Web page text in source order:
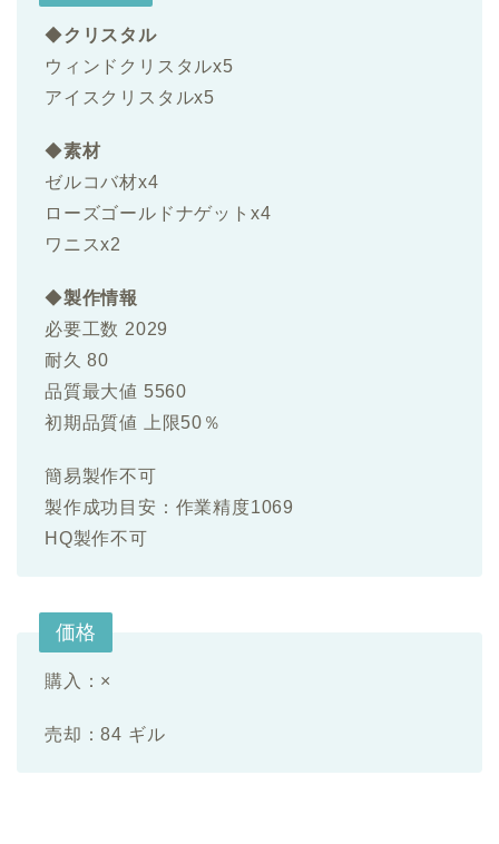
◆クリスタル
ウィンドクリスタルx5
アイスクリスタルx5
◆素材
ゼルコバ材x4
ローズゴールドナゲットx4
ワニスx2
◆製作情報
必要工数 2029
耐久 80
品質最大値 5560
初期品質値 上限50％
簡易製作不可
製作成功目安：作業精度1069
HQ製作不可
価格
購入：×
売却：84 ギル